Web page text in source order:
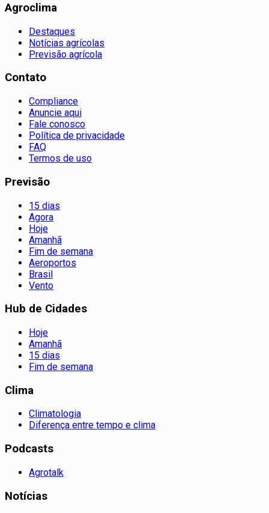
Agroclima
Destaques
Notícias agrícolas
Previsão agrícola
Contato
Compliance
Anuncie aqui
Fale conosco
Política de privacidade
FAQ
Termos de uso
Previsão
15 dias
Agora
Hoje
Amanhã
Fim de semana
Aeroportos
Brasil
Vento
Hub de Cidades
Hoje
Amanhã
15 dias
Fim de semana
Clima
Climatologia
Diferença entre tempo e clima
Podcasts
Agrotalk
Notícias